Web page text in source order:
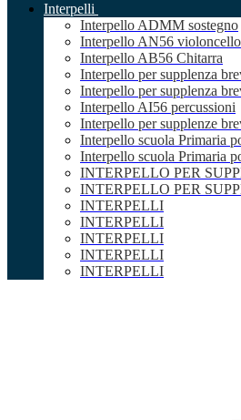
Interpelli
Interpello ADMM sostegno
Interpello AN56 violoncello
Interpello AB56 Chitarra
Interpello per supplenza
Interpello per supplenza
Interpello AI56 percussioni
Interpello per supplenze
Interpello scuola Primaria
Interpello scuola Primaria
INTERPELLO PER
INTERPELLO PER
INTERPELLI
INTERPELLI
INTERPELLI
INTERPELLI
INTERPELLI